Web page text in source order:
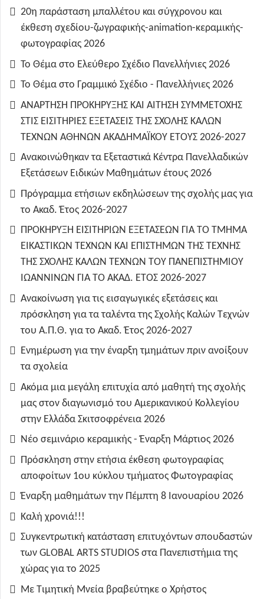
20η παράσταση μπαλλέτου και σύγχρονου και
έκθεση σχεδίου-ζωγραφικής-animation-κεραμικής-
φωτογραφίας 2026
Το Θέμα στο Ελεύθερο Σχέδιο Πανελλήνιες 2026
Το Θέμα στο Γραμμικό Σχέδιο - Πανελλήνιες 2026
ΑΝΑΡΤΗΣΗ ΠΡΟΚΗΡΥΞΗΣ ΚΑΙ ΑΙΤΗΣΗ ΣΥΜΜΕΤΟΧΗΣ
ΣΤΙΣ ΕΙΣΙΤΗΡΙΕΣ ΕΞΕΤΑΣΕΙΣ ΤΗΣ ΣΧΟΛΗΣ ΚΑΛΩΝ
ΤΕΧΝΩΝ ΑΘΗΝΩΝ ΑΚΑΔΗΜΑΪΚΟΥ ΕΤΟΥΣ 2026-2027
Ανακοινώθηκαν τα Εξεταστικά Κέντρα Πανελλαδικών
Εξετάσεων Ειδικών Μαθημάτων έτους 2026
Πρόγραμμα ετήσιων εκδηλώσεων της σχολής μας για
το Ακαδ. Έτος 2026-2027
ΠΡΟΚΗΡΥΞΗ ΕΙΣΙΤΗΡΙΩΝ ΕΞΕΤΑΣΕΩΝ ΓΙΑ ΤO TMHMA
ΕΙΚΑΣΤΙΚΩΝ ΤΕΧΝΩΝ ΚΑΙ ΕΠΙΣΤΗΜΩΝ ΤΗΣ ΤΕΧΝΗΣ
ΤΗΣ ΣΧΟΛΗΣ ΚΑΛΩΝ ΤΕΧΝΩΝ ΤΟΥ ΠΑΝΕΠΙΣΤΗΜΙΟΥ
ΙΩΑΝΝΙΝΩΝ ΓΙΑ ΤΟ ΑΚΑΔ. ΕΤΟΣ 2026-2027
Ανακοίνωση για τις εισαγωγικές εξετάσεις και
πρόσκληση για τα ταλέντα της Σχολής Καλών Τεχνών
του Α.Π.Θ. για το Ακαδ. Έτος 2026-2027
Ενημέρωση για την έναρξη τμημάτων πριν ανοίξουν
τα σχολεία
Ακόμα μια μεγάλη επιτυχία από μαθητή της σχολής
μας στον διαγωνισμό του Αμερικανικού Κολλεγίου
στην Ελλάδα Σκιτσοφρένεια 2026
Νέο σεμινάριο κεραμικής - Έναρξη Μάρτιος 2026
Πρόσκληση στην ετήσια έκθεση φωτογραφίας
αποφοίτων 1ου κύκλου τμήματος Φωτογραφίας
Έναρξη μαθημάτων την Πέμπτη 8 Ιανουαρίου 2026
Καλή χρονιά!!!
Συγκεντρωτική κατάσταση επιτυχόντων σπουδαστών
των GLOBAL ARTS STUDIOS στα Πανεπιστήμια της
χώρας για το 2025
Με Τιμητική Μνεία βραβεύτηκε ο Χρήστος